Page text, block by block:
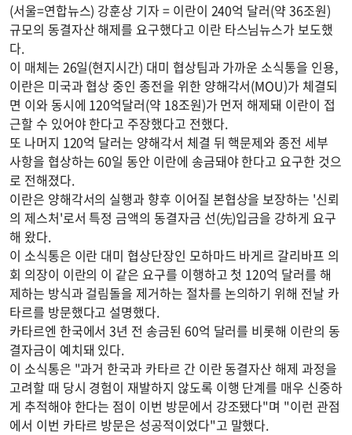
(서울=연합뉴스) 강훈상 기자 = 이란이 240억 달러(약 36조원)
규모의 동결자산 해제를 요구했다고 이란 타스님뉴스가 보도했
다.
이 매체는 26일(현지시간) 대미 협상팀과 가까운 소식통을 인용,
이란은 미국과 협상 중인 종전을 위한 양해각서(MOU)가 체결되
면 이와 동시에 120억달러(약 18조원)가 먼저 해제돼 이란이 접
근할 수 있어야 한다고 주장했다고 전했다.
또 나머지 120억 달러는 양해각서 체결 뒤 핵문제와 종전 세부
사항을 협상하는 60일 동안 이란에 송금돼야 한다고 요구한 것으
로 전해졌다.
이란은 양해각서의 실행과 향후 이어질 본협상을 보장하는 '신뢰
의 제스처'로서 특정 금액의 동결자금 선(先)입금을 강하게 요구
해 왔다.
이 소식통은 이란 대미 협상단장인 모하마드 바게르 갈리바프 의
회 의장이 이란의 이 같은 요구를 이행하고 첫 120억 달러를 해
제하는 방식과 걸림돌을 제거하는 절차를 논의하기 위해 전날 카
타르를 방문했다고 설명했다.
카타르엔 한국에서 3년 전 송금된 60억 달러를 비롯해 이란의 동
결자금이 예치돼 있다.
이 소식통은 "과거 한국과 카타르 간 이란 동결자산 해제 과정을
고려할 때 당시 경험이 재발하지 않도록 이행 단계를 매우 신중하
게 추적해야 한다는 점이 이번 방문에서 강조됐다"며 "이런 관점
에서 이번 카타르 방문은 성공적이었다"고 말했다.